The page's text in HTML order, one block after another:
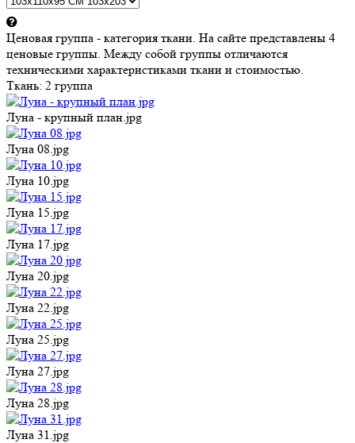
Ценовая группа - категория ткани. На сайте представлены 4
ценовые группы. Между собой группы отличаются
техническими характеристиками ткани и стоимостью.
Ткань: 2 группа
Луна - крупный план.jpg
Луна 08.jpg
Луна 10.jpg
Луна 15.jpg
Луна 17.jpg
Луна 20.jpg
Луна 22.jpg
Луна 25.jpg
Луна 27.jpg
Луна 28.jpg
Луна 31.jpg